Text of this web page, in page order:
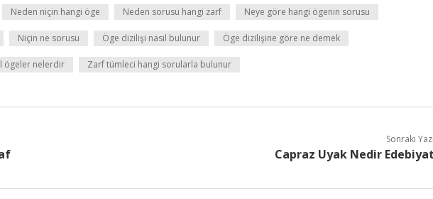
Neden niçin hangi öge Neden sorusu hangi zarf Neye göre hangi ögenin sorusu
Niçin ne sorusu Öge dizilişi nasıl bulunur Öge dizilişine göre ne demek
ögeler nelerdir Zarf tümleci hangi sorularla bulunur
Sonraki
Capraz Uyak Nedir